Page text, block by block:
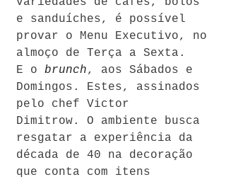
e sanduíches, é possível
provar o Menu Executivo, no
almoço de Terça a Sexta.
E o brunch, aos Sábados e
Domingos. Estes, assinados
pelo chef Victor
Dimitrow. O ambiente busca
resgatar a experiência da
década de 40 na decoração
que conta com itens